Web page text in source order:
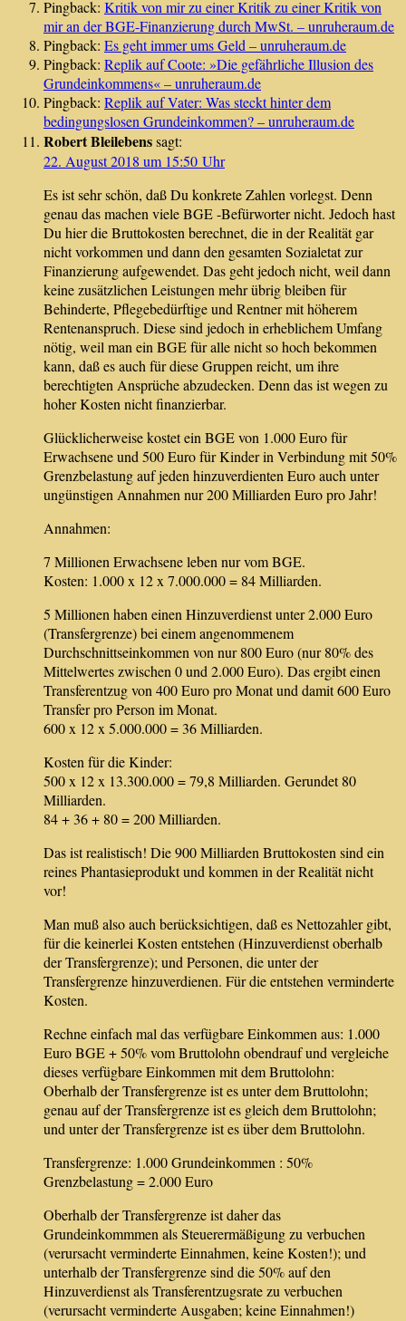
Pingback: Kritik von mir zu einer Kritik zu einer Kritik von
mir an der BGE-Finanzierung durch MwSt. – unruheraum.de
Pingback: Es geht immer ums Geld – unruheraum.de
Pingback: Replik auf Coote: »Die gefährliche Illusion des
Grundeinkommens« – unruheraum.de
Pingback: Replik auf Vater: Was steckt hinter dem
bedingungslosen Grundeinkommen? – unruheraum.de
Robert Bleilebenssagt:
22. August 2018 um 15:50 Uhr
Es ist sehr schön, daß Du konkrete Zahlen vorlegst. Denn
genau das machen viele BGE -Befürworter nicht. Jedoch hast
Du hier die Bruttokosten berechnet, die in der Realität gar
nicht vorkommen und dann den gesamten Sozialetat zur
Finanzierung aufgewendet. Das geht jedoch nicht, weil dann
keine zusätzlichen Leistungen mehr übrig bleiben für
Behinderte, Pflegebedürftige und Rentner mit höherem
Rentenanspruch. Diese sind jedoch in erheblichem Umfang
nötig, weil man ein BGE für alle nicht so hoch bekommen
kann, daß es auch für diese Gruppen reicht, um ihre
berechtigten Ansprüche abzudecken. Denn das ist wegen zu
hoher Kosten nicht finanzierbar.
Glücklicherweise kostet ein BGE von 1.000 Euro für
Erwachsene und 500 Euro für Kinder in Verbindung mit 50%
Grenzbelastung auf jeden hinzuverdienten Euro auch unter
ungünstigen Annahmen nur 200 Milliarden Euro pro Jahr!
Annahmen:
7 Millionen Erwachsene leben nur vom BGE.
Kosten: 1.000 x 12 x 7.000.000 = 84 Milliarden.
5 Millionen haben einen Hinzuverdienst unter 2.000 Euro
(Transfergrenze) bei einem angenommenem
Durchschnittseinkommen von nur 800 Euro (nur 80% des
Mittelwertes zwischen 0 und 2.000 Euro). Das ergibt einen
Transferentzug von 400 Euro pro Monat und damit 600 Euro
Transfer pro Person im Monat.
600 x 12 x 5.000.000 = 36 Milliarden.
Kosten für die Kinder:
500 x 12 x 13.300.000 = 79,8 Milliarden. Gerundet 80
Milliarden.
84 + 36 + 80 = 200 Milliarden.
Das ist realistisch! Die 900 Milliarden Bruttokosten sind ein
reines Phantasieprodukt und kommen in der Realität nicht
vor!
Man muß also auch berücksichtigen, daß es Nettozahler gibt,
für die keinerlei Kosten entstehen (Hinzuverdienst oberhalb
der Transfergrenze); und Personen, die unter der
Transfergrenze hinzuverdienen. Für die entstehen verminderte
Kosten.
Rechne einfach mal das verfügbare Einkommen aus: 1.000
Euro BGE + 50% vom Bruttolohn obendrauf und vergleiche
dieses verfügbare Einkommen mit dem Bruttolohn:
Oberhalb der Transfergrenze ist es unter dem Bruttolohn;
genau auf der Transfergrenze ist es gleich dem Bruttolohn;
und unter der Transfergrenze ist es über dem Bruttolohn.
Transfergrenze: 1.000 Grundeinkommen : 50%
Grenzbelastung = 2.000 Euro
Oberhalb der Transfergrenze ist daher das
Grundeinkommmen als Steuerermäßigung zu verbuchen
(verursacht verminderte Einnahmen, keine Kosten!); und
unterhalb der Transfergrenze sind die 50% auf den
Hinzuverdienst als Transferentzugsrate zu verbuchen
(verursacht verminderte Ausgaben; keine Einnahmen!)